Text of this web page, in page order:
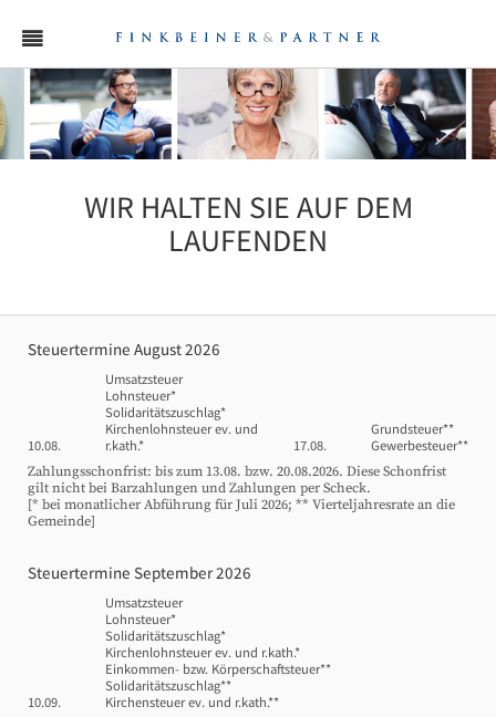
WIR HALTEN SIE AUF DEM
LAUFENDEN
Steuertermine August 2026
10.08.
Umsatzsteuer
Lohnsteuer*
Solidaritätszuschlag*
Kirchenlohnsteuer ev. und
r.kath.*
17.08.
Grundsteuer**
Gewerbesteuer**
Zahlungsschonfrist: bis zum 13.08. bzw. 20.08.2026. Diese Schonfrist
gilt nicht bei Barzahlungen und Zahlungen per Scheck.
[* bei monatlicher Abführung für Juli 2026; ** Vierteljahresrate an die
Gemeinde]
Steuertermine September 2026
10.09.
Umsatzsteuer
Lohnsteuer*
Solidaritätszuschlag*
Kirchenlohnsteuer ev. und r.kath.*
Einkommen- bzw. Körperschaftsteuer**
Solidaritätszuschlag**
Kirchensteuer ev. und r.kath.**